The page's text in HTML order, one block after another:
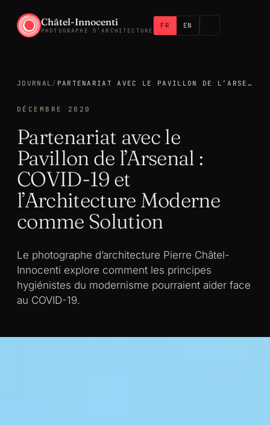
Châtel-Innocenti
PHOTOGRAPHE D’ARCHITECTURE
FR EN
JOURNAL / PARTENARIAT AVEC LE PAVILLON DE L’ARSENAL : COVID-19 ET L’ARCHITECTURE MODERNE COMME SOLUTION
DÉCEMBRE 2020
Partenariat avec le
Pavillon de l’Arsenal :
COVID-19 et
l’Architecture Moderne
comme Solution
Le photographe d’architecture Pierre Châtel-
Innocenti explore comment les principes
hygiénistes du modernisme pourraient aider face
au COVID-19.